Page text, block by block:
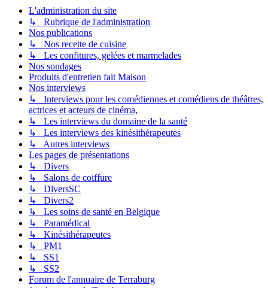
L'administration du site
↳ Rubrique de l'administration
Nos publications
↳ Nos recette de cuisine
↳ Les confitures, gelées et marmelades
Nos sondages
Produits d'entretien fait Maison
Nos interviews
↳ Interviews pour les comédiennes et comédiens de théâtres,
actrices et acteurs de cinéma,
↳ Les interviews du domaine de la santé
↳ Les interviews des kinésithérapeutes
↳ Autres interviews
Les pages de présentations
↳ Divers
↳ Salons de coiffure
↳ DiversSC
↳ Divers2
↳ Les soins de santé en Belgique
↳ Paramédical
↳ Kinésithérapeutes
↳ PM1
↳ SS1
↳ SS2
Forum de l'annuaire de Terraburg